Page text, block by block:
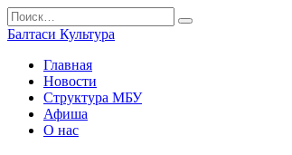
Перейти
к
содержанию
Search
for:
Балтаси Культура
Главная
Новости
Структура МБУ
Афиша
О нас